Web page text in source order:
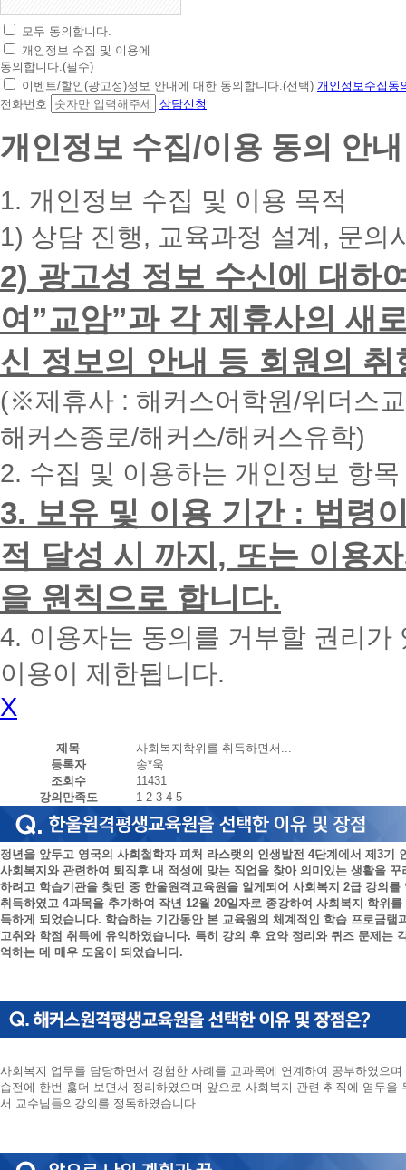
초
간
편
상
담
청
대
폰
입
력
시
면
빠
른
간
내
에
화
드
리
겠
습
니
다.
모두 동의합니다.
개인정보 수집 및 이용에
동의합니다.(필수)
이벤트/할인(광고성)정보 안내에 대한 동의합니다.(선택) 개인정보수집동
전화번호
상담신청
개인정보 수집/이용 동의 안내
1. 개인정보 수집 및 이용 목적
1) 상담 진행, 교육과정 설계, 문의
2) 광고성 정보 수신에 대하
여”교암”과 각 제휴사의 새
신 정보의 안내 등 회원의
(※제휴사 : 해커스어학원/위더스
해커스종로/해커스/해커스유학)
2. 수집 및 이용하는 개인정보 항
3. 보유 및 이용 기간 : 법령
적 달성 시 까지, 또는 이용
을 원칙으로 합니다.
4. 이용자는 동의를 거부할 권리
이용이 제한됩니다.
X
제목
사회복지학위를 취득하면서...
등록자
송*욱
조회수
11431
강의만족도
1 2 3 4 5
정년을 앞두고 영국의 사회철학자 피처 라스랫의 인생발전 4단계에서 제3기
사회복지와 관련하여 퇴직후 내 적성에 맞는 직업을 찾아 의미있는 생활을
하려고 학습기관을 찾던 중 한울원격교육원을 알게되어 사회복지 2급 강의
취득하였고 4과목을 추가하여 작년 12월 20일자로 종강하여 사회복지 학위
득하게 되었습니다. 학습하는 기간동안 본 교육원의 체계적인 학습 프로금램
고취와 학점 취득에 유익하였습니다. 특히 강의 후 요약 정리와 퀴즈 문제는
억하는 데 매우 도움이 되었습니다.
사회복지 업무를 담당하면서 경험한 사례를 교과목에 연계하여 공부하였으
습전에 한번 훓더 보면서 정리하였으며 앞으로 사회복지 관련 취직에 염두을
서 교수님들의강의를 정독하였습니다.